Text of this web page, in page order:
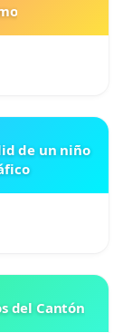
de un niño
del Cantón